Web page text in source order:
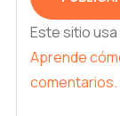
Este sitio
Aprende
comentarios.